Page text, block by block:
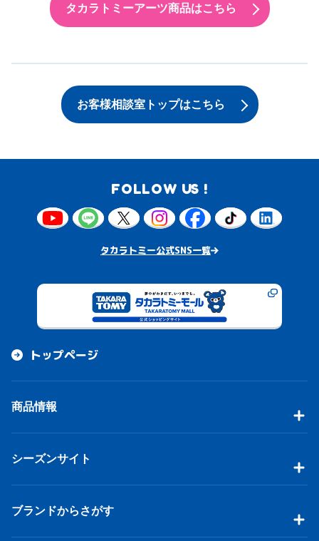
タカラトミーアーツ商品はこちら
お客様相談室トップはこちら
FOLLOW US !
タカラトミー公式SNS一覧
トップページ
商品情報
シーズンサイト
ブランドからさがす